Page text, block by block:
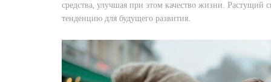
средства, улучшая при этом качество жизни. Растущий
тенденцию для будущего развития.